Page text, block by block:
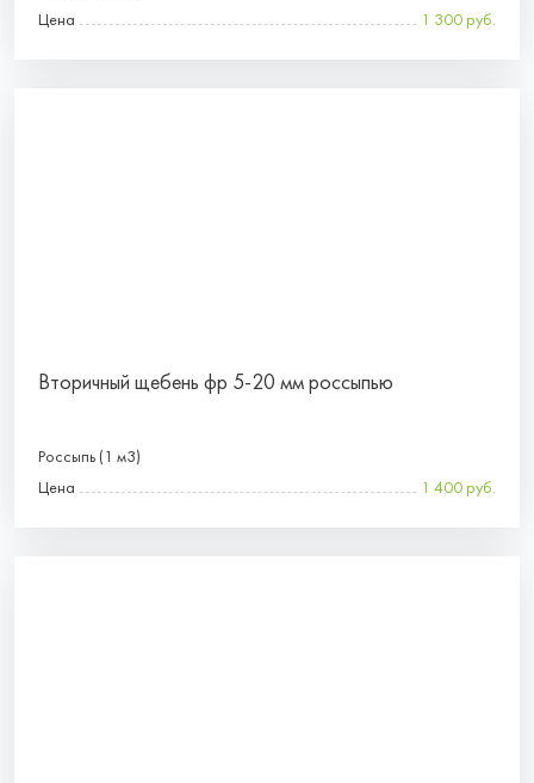
Цена
1 300 руб.
Вторичный щебень фр 5-20 мм россыпью
Россыпь (1 м3)
Цена
1 400 руб.